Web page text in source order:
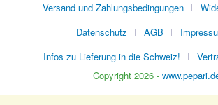
Versand und Zahlungsbedingungen
Datenschutz
AGB
Infos zu Lieferung in die Schweiz!
Copyright 2026 -